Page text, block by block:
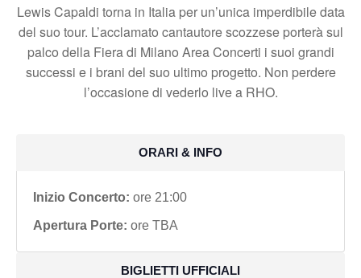
Lewis Capaldi torna in Italia per un’unica imperdibile data
del suo tour. L’acclamato cantautore scozzese porterà sul
palco della Fiera di Milano Area Concerti i suoi grandi
successi e i brani del suo ultimo progetto. Non perdere
l’occasione di vederlo live a RHO.
ORARI & INFO
Inizio Concerto: ore 21:00
Apertura Porte: ore TBA
BIGLIETTI UFFICIALI